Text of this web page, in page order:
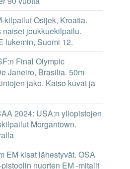
kilpailut Osijek, Kroatia.
joukkuekilpailu.
lukemin, Suomi 12.
Final Olympic
Janeiro, Brasilia. 50m
jako. Katso kuvat ja
2024: USA:n yliopistojen
Morgantown.
EM kisat lähestyvät. OSA
nuorten EM -mitalit